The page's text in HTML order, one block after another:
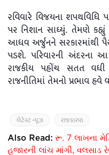
રવિવારે વિજયના
પર નિશાન સાધ્યું. તેમણે
આધવ અર્જુનને સરકારમાંથી
પડશે. પરિવારની અંદરના આ
રાજકીય પહોંચ સતત
રાજનીતિમાં તેમનો પ્રભાવ
લેટેસ્ટ ન્યૂઝ રાજકારણ
Also Read: રૂ. 7 લાખના
હજારની લાંચ માંગી, વલસાડ